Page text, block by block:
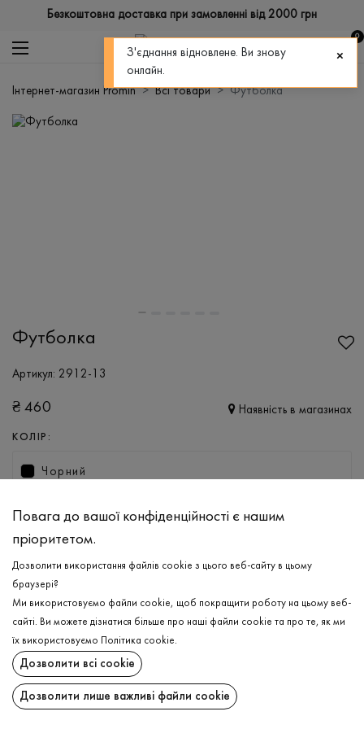
Безкоштовна доставка при замовленні від 2000 грн
0
Інтернет-магазин Promin Всі товари Футболка
Футболка
Артикул: 2912-13
₴ 460 Наявність в магазинах
КОЛІР:
Чорний
РОЗМІР
XS S M
ДОДАТИ ДО КОШИКА
ОБЕРІТЬ РОЗМІР
Футболка
ДОДАТИ ДО КОШИКА
ОПИС
Повага до вашої конфіденційності є нашим
пріоритетом.
Дозволити використання файлів cookie з цього веб-сайту в цьому
браузері?
Ми використовуємо файли cookie, щоб покращити роботу на цьому веб-
сайті. Ви можете дізнатися більше про наші файли cookie та про те, як ми
їх використовуємо
Політика cookie.
Дозволити всі cookie
Дозволити лише важливі файли cookie
З'єднання відновлене. Ви знову
онлайн.